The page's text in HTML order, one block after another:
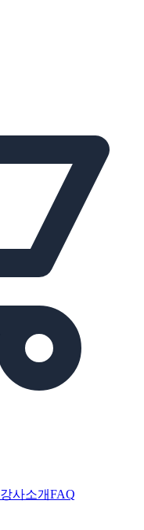
강사소개FAQ